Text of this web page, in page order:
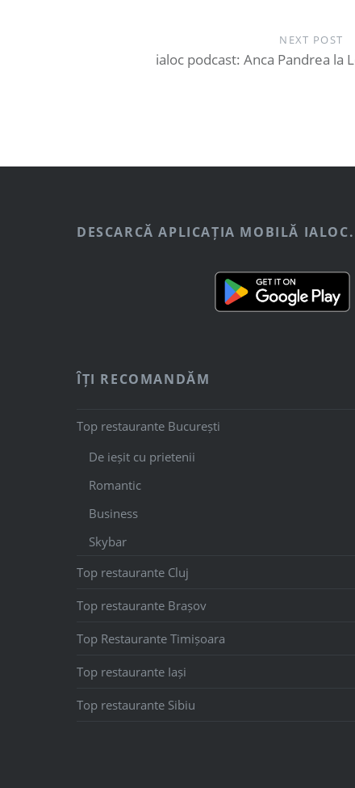
NEXT POST
ialoc podcast: Anca Pandrea la
DESCARCĂ APLICAȚIA MOBILĂ IALOC.
ÎȚI RECOMANDĂM
Top restaurante București
De ieșit cu prietenii
Romantic
Business
Skybar
Top restaurante Cluj
Top restaurante Brașov
Top Restaurante Timișoara
Top restaurante Iași
Top restaurante Sibiu